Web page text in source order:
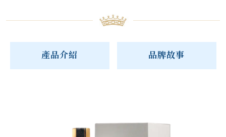
產品介紹 品牌故事